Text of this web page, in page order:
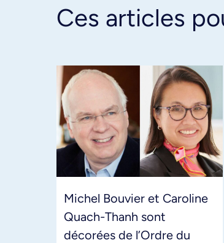
Ces articles
Michel Bouvier et Caroline
Quach-Thanh sont
décorées de l’Ordre du